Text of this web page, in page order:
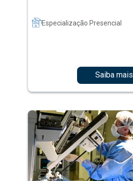
Especialização Presencial
Saiba mais